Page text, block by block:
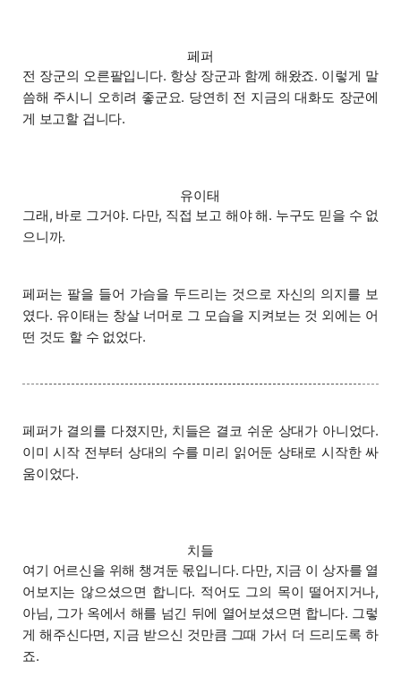
페퍼
전 장군의 오른팔입니다. 항상 장군과 함께 해왔죠. 이렇게 말
씀해 주시니 오히려 좋군요. 당연히 전 지금의 대화도 장군에
게 보고할 겁니다.
유이태
그래, 바로 그거야. 다만, 직접 보고 해야 해. 누구도 믿을 수 없
으니까.
페퍼는 팔을 들어 가슴을 두드리는 것으로 자신의 의지를 보
였다. 유이태는 창살 너머로 그 모습을 지켜보는 것 외에는 어
떤 것도 할 수 없었다.
페퍼가 결의를 다졌지만, 치들은 결코 쉬운 상대가 아니었다.
이미 시작 전부터 상대의 수를 미리 읽어둔 상태로 시작한 싸
움이었다.
치들
여기 어르신을 위해 챙겨둔 몫입니다. 다만, 지금 이 상자를 열
어보지는 않으셨으면 합니다. 적어도 그의 목이 떨어지거나,
아님, 그가 옥에서 해를 넘긴 뒤에 열어보셨으면 합니다. 그렇
게 해주신다면, 지금 받으신 것만큼 그때 가서 더 드리도록 하
죠.